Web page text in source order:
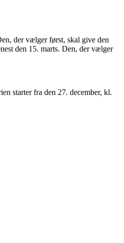
der vælger først, skal give den
den 15. marts. Den, der vælger
starter fra den 27. december, kl.